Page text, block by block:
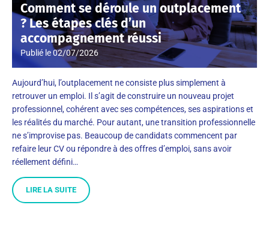
Comment se déroule un outplacement
? Les étapes clés d’un
accompagnement réussi
Publié le02/07/2026
Aujourd’hui, l’outplacement ne consiste plus simplement à
retrouver un emploi. Il s’agit de construire un nouveau projet
professionnel, cohérent avec ses compétences, ses aspirations et
les réalités du marché. Pour autant, une transition professionnelle
ne s’improvise pas. Beaucoup de candidats commencent par
refaire leur CV ou répondre à des offres d’emploi, sans avoir
réellement défini…
LIRE LA SUITE